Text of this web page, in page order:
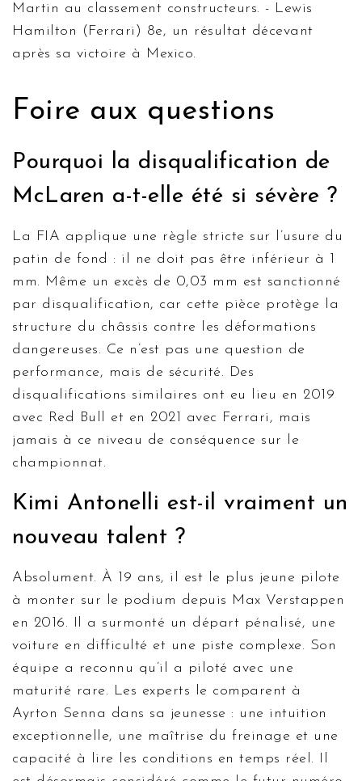
Martin au classement constructeurs. - Lewis
Hamilton (Ferrari) 8e, un résultat décevant
après sa victoire à Mexico.
Foire aux questions
Pourquoi la disqualification de
McLaren a-t-elle été si sévère ?
La FIA applique une règle stricte sur l’usure du
patin de fond : il ne doit pas être inférieur à 1
mm. Même un excès de 0,03 mm est sanctionné
par disqualification, car cette pièce protège la
structure du châssis contre les déformations
dangereuses. Ce n’est pas une question de
performance, mais de sécurité. Des
disqualifications similaires ont eu lieu en 2019
avec Red Bull et en 2021 avec Ferrari, mais
jamais à ce niveau de conséquence sur le
championnat.
Kimi Antonelli est-il vraiment un
nouveau talent ?
Absolument. À 19 ans, il est le plus jeune pilote
à monter sur le podium depuis Max Verstappen
en 2016. Il a surmonté un départ pénalisé, une
voiture en difficulté et une piste complexe. Son
équipe a reconnu qu’il a piloté avec une
maturité rare. Les experts le comparent à
Ayrton Senna dans sa jeunesse : une intuition
exceptionnelle, une maîtrise du freinage et une
capacité à lire les conditions en temps réel. Il